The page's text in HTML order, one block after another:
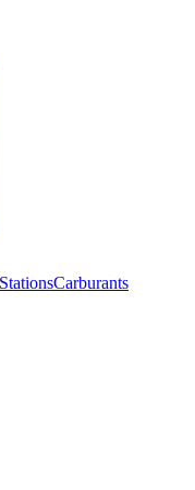
StationsCarburants